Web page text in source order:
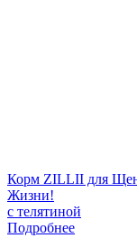
Корм ZILLII для
Жизни!
с телятиной
Подробнее